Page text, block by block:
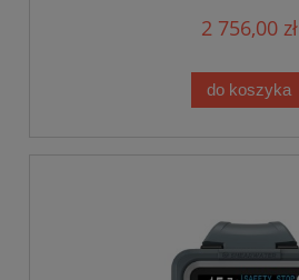
2 756,00 zł
do koszyka